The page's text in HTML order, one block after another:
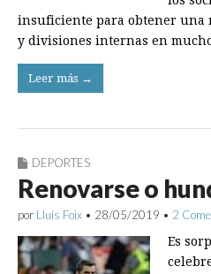
insuficiente para obtener una
y divisiones internas en
Leer más →
DEPORTES
Renovarse o
por Lluís Foix • 28/05/2019 • 2
Es